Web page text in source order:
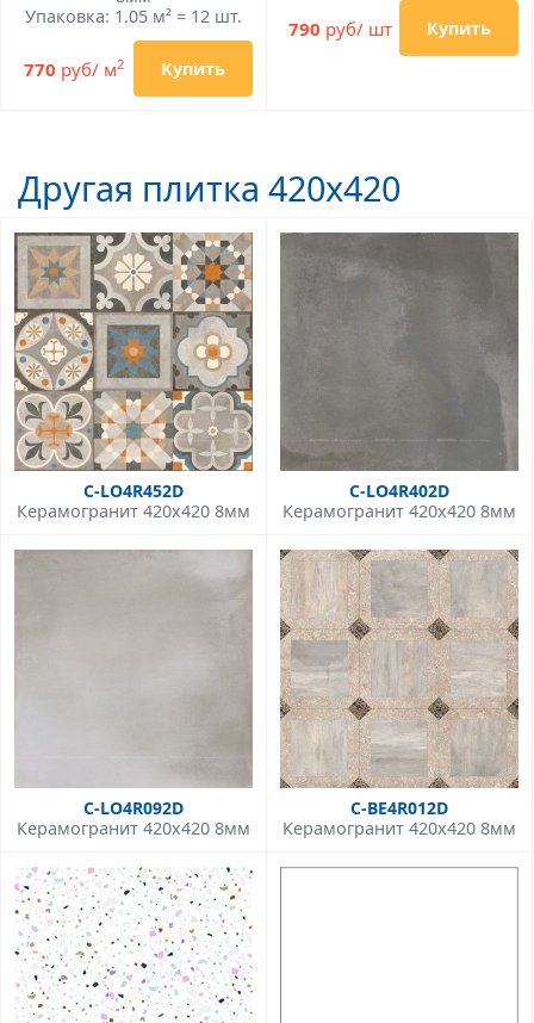
Упаковка: 1.05 м² = 12 шт.
770 руб/ м2 Купить
790 руб/ шт Купить
Другая плитка 420x420
C-LO4R452D
Керамогранит 420x420 8мм
C-LO4R402D
Керамогранит 420x420 8мм
C-LO4R092D
Керамогранит 420x420 8мм
C-BE4R012D
Керамогранит 420x420 8мм